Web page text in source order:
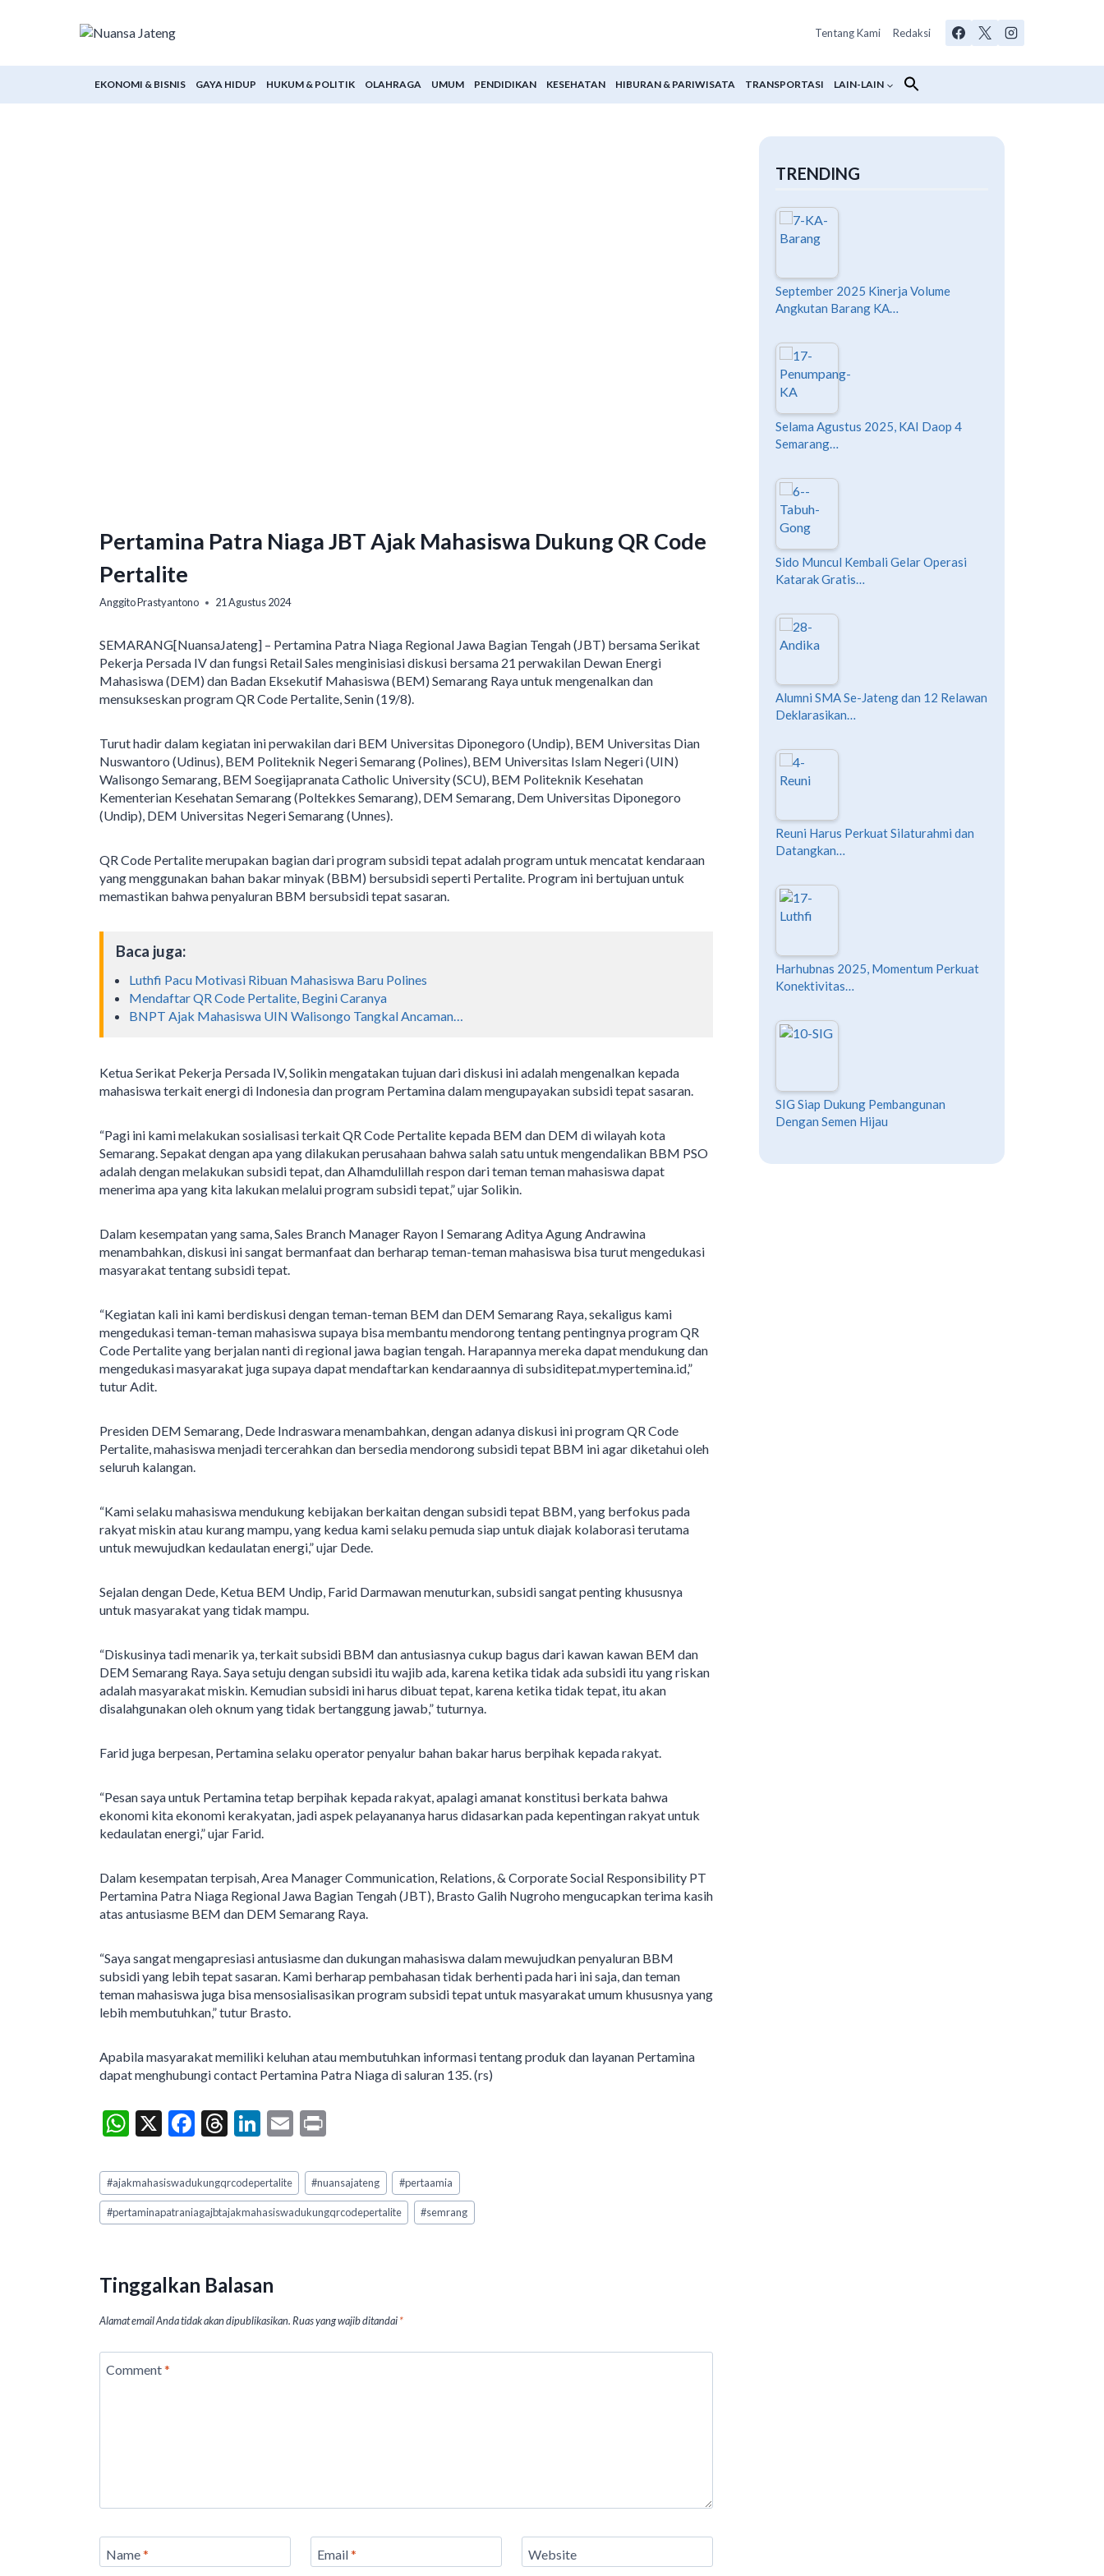
Tentang Kami Redaksi
EKONOMI & BISNIS GAYA HIDUP HUKUM & POLITIK OLAHRAGA UMUM PENDIDIKAN KESEHATAN HIBURAN & PARIWISATA TRANSPORTASI LAIN-LAIN
Pertamina Patra Niaga JBT Ajak Mahasiswa Dukung QR Code
Pertalite
Anggito Prastyantono 21 Agustus 2024
SEMARANG[NuansaJateng] – Pertamina Patra Niaga Regional Jawa Bagian Tengah (JBT) bersama Serikat
Pekerja Persada IV dan fungsi Retail Sales menginisiasi diskusi bersama 21 perwakilan Dewan Energi
Mahasiswa (DEM) dan Badan Eksekutif Mahasiswa (BEM) Semarang Raya untuk mengenalkan dan
mensukseskan program QR Code Pertalite, Senin (19/8).
Turut hadir dalam kegiatan ini perwakilan dari BEM Universitas Diponegoro (Undip), BEM Universitas Dian
Nuswantoro (Udinus), BEM Politeknik Negeri Semarang (Polines), BEM Universitas Islam Negeri (UIN)
Walisongo Semarang, BEM Soegijapranata Catholic University (SCU), BEM Politeknik Kesehatan
Kementerian Kesehatan Semarang (Poltekkes Semarang), DEM Semarang, Dem Universitas Diponegoro
(Undip), DEM Universitas Negeri Semarang (Unnes).
QR Code Pertalite merupakan bagian dari program subsidi tepat adalah program untuk mencatat kendaraan
yang menggunakan bahan bakar minyak (BBM) bersubsidi seperti Pertalite. Program ini bertujuan untuk
memastikan bahwa penyaluran BBM bersubsidi tepat sasaran.
Baca juga:
Luthfi Pacu Motivasi Ribuan Mahasiswa Baru Polines
Mendaftar QR Code Pertalite, Begini Caranya
BNPT Ajak Mahasiswa UIN Walisongo Tangkal Ancaman…
Ketua Serikat Pekerja Persada IV, Solikin mengatakan tujuan dari diskusi ini adalah mengenalkan kepada
mahasiswa terkait energi di Indonesia dan program Pertamina dalam mengupayakan subsidi tepat sasaran.
“Pagi ini kami melakukan sosialisasi terkait QR Code Pertalite kepada BEM dan DEM di wilayah kota
Semarang. Sepakat dengan apa yang dilakukan perusahaan bahwa salah satu untuk mengendalikan BBM PSO
adalah dengan melakukan subsidi tepat, dan Alhamdulillah respon dari teman teman mahasiswa dapat
menerima apa yang kita lakukan melalui program subsidi tepat,” ujar Solikin.
Dalam kesempatan yang sama, Sales Branch Manager Rayon I Semarang Aditya Agung Andrawina
menambahkan, diskusi ini sangat bermanfaat dan berharap teman-teman mahasiswa bisa turut mengedukasi
masyarakat tentang subsidi tepat.
“Kegiatan kali ini kami berdiskusi dengan teman-teman BEM dan DEM Semarang Raya, sekaligus kami
mengedukasi teman-teman mahasiswa supaya bisa membantu mendorong tentang pentingnya program QR
Code Pertalite yang berjalan nanti di regional jawa bagian tengah. Harapannya mereka dapat mendukung dan
mengedukasi masyarakat juga supaya dapat mendaftarkan kendaraannya di subsiditepat.mypertemina.id,”
tutur Adit.
Presiden DEM Semarang, Dede Indraswara menambahkan, dengan adanya diskusi ini program QR Code
Pertalite, mahasiswa menjadi tercerahkan dan bersedia mendorong subsidi tepat BBM ini agar diketahui oleh
seluruh kalangan.
“Kami selaku mahasiswa mendukung kebijakan berkaitan dengan subsidi tepat BBM, yang berfokus pada
rakyat miskin atau kurang mampu, yang kedua kami selaku pemuda siap untuk diajak kolaborasi terutama
untuk mewujudkan kedaulatan energi,” ujar Dede.
Sejalan dengan Dede, Ketua BEM Undip, Farid Darmawan menuturkan, subsidi sangat penting khususnya
untuk masyarakat yang tidak mampu.
“Diskusinya tadi menarik ya, terkait subsidi BBM dan antusiasnya cukup bagus dari kawan kawan BEM dan
DEM Semarang Raya. Saya setuju dengan subsidi itu wajib ada, karena ketika tidak ada subsidi itu yang riskan
adalah masyarakat miskin. Kemudian subsidi ini harus dibuat tepat, karena ketika tidak tepat, itu akan
disalahgunakan oleh oknum yang tidak bertanggung jawab,” tuturnya.
Farid juga berpesan, Pertamina selaku operator penyalur bahan bakar harus berpihak kepada rakyat.
“Pesan saya untuk Pertamina tetap berpihak kepada rakyat, apalagi amanat konstitusi berkata bahwa
ekonomi kita ekonomi kerakyatan, jadi aspek pelayananya harus didasarkan pada kepentingan rakyat untuk
kedaulatan energi,” ujar Farid.
Dalam kesempatan terpisah, Area Manager Communication, Relations, & Corporate Social Responsibility PT
Pertamina Patra Niaga Regional Jawa Bagian Tengah (JBT), Brasto Galih Nugroho mengucapkan terima kasih
atas antusiasme BEM dan DEM Semarang Raya.
“Saya sangat mengapresiasi antusiasme dan dukungan mahasiswa dalam mewujudkan penyaluran BBM
subsidi yang lebih tepat sasaran. Kami berharap pembahasan tidak berhenti pada hari ini saja, dan teman
teman mahasiswa juga bisa mensosialisasikan program subsidi tepat untuk masyarakat umum khususnya yang
lebih membutuhkan,” tutur Brasto.
Apabila masyarakat memiliki keluhan atau membutuhkan informasi tentang produk dan layanan Pertamina
dapat menghubungi contact Pertamina Patra Niaga di saluran 135. (rs)
W
at
s
A
p
X
F
e
b
o
k
T
ea
ds
Li
ke
dI
n
E
ai
l
t
Post
Tags:
#ajakmahasiswadukungqrcodepertalite #nuansajateng #pertaamia
#pertaminapatraniagajbtajakmahasiswadukungqrcodepertalite #semrang
Tinggalkan Balasan
Alamat email Anda tidak akan dipublikasikan.Ruas yang wajib ditandai*
Comment*
Name* Email* Website
TRENDING
September 2025 Kinerja Volume
Angkutan Barang KA…
Selama Agustus 2025, KAI Daop 4
Semarang…
Sido Muncul Kembali Gelar Operasi
Katarak Gratis…
Alumni SMA Se-Jateng dan 12 Relawan
Deklarasikan…
Reuni Harus Perkuat Silaturahmi dan
Datangkan…
Harhubnas 2025, Momentum Perkuat
Konektivitas…
SIG Siap Dukung Pembangunan
Dengan Semen Hijau